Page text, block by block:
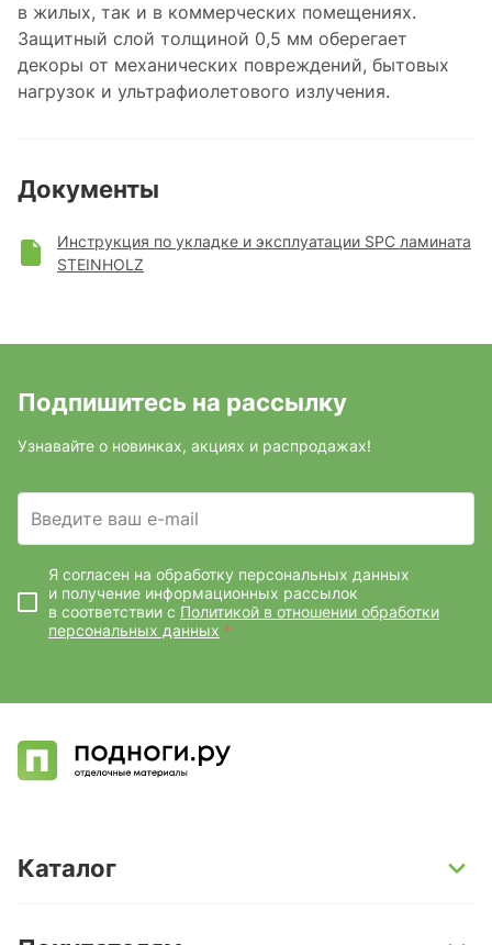
в жилых, так и в коммерческих помещениях.
Защитный слой толщиной 0,5 мм оберегает
декоры от механических повреждений, бытовых
нагрузок и ультрафиолетового излучения.
Документы
Инструкция по укладке и эксплуатации SPC ламината
STEINHOLZ
Подпишитесь на рассылку
Узнавайте о новинках, акциях и распродажах!
Введите ваш e-mail
Я согласен на обработку персональных данных
и получение информационных рассылок
в соответствии с Политикой в отношении обработки
персональных данных *
Каталог